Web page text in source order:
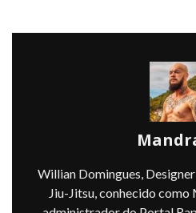
Willian Domingues,
Jiu-Jitsu, conhecido